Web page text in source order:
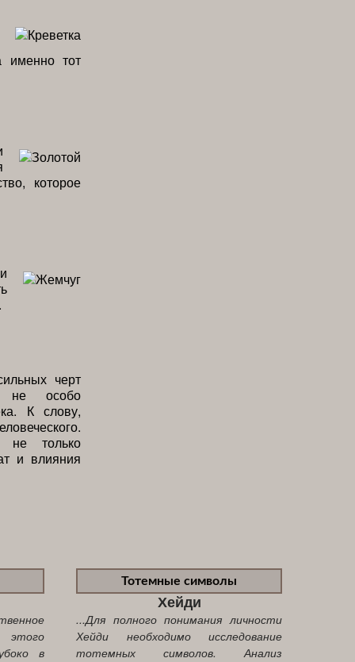
именно тот
которое
черт
не особо
К слову,
не только
и влияния
этого
в
Тотемные символы
Хейди
...Для полного понимания личности
Хейди необходимо исследование
тотемных символов. Анализ